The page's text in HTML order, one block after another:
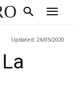
Updated: 26/05/2020